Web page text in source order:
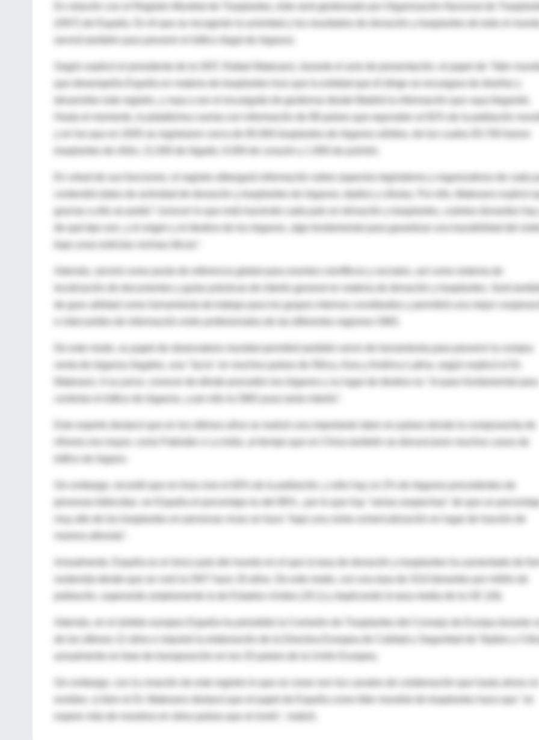
En relación con el Registro Mundial de Trasplantes, éste será gestionado por Organización Nacional de
(ONT) de España. En él que se recogerán la actividad y los resultados de donación y trasplantes de todo el
servirá también para prevenir el tráfico ilegal de órganos.
Según explicó el presidente de la ONT, Rafael Matesanz, durante el acto de presentación, el papel de "líder
que desempeña España en materia de trasplantes hizo que la entidad que él dirige se encargara de diseñar y
desarrollar este registro, y vaya a ser el encargado de gestionar desde Madrid la información que vaya llegando.
Hasta el momento, la plataforma cuenta con información de 98 países que equivalen al 82% de la población
y en los que en 2005 se registraron cerca de 95.000 trasplantes de órganos sólidos, de los cuales 65.700 fueron
trasplantes de riñón, 21.000 de hígado, 6.000 de corazón y 1.800 de pulmón.
En virtud de sus funciones, el registro albergará información sobre aspectos legislativos y organizativos de cada
contendrá datos de actividad de donación y trasplantes de órganos, tejidos y células. Por ello, Matesanz explicó
de qué tipo son, y el origen y el destino de los órganos, algo fundamental para garantizar una trazabilidad del
localización de documentos y guías prácticas de interés general en materia de donación y trasplantes. Será
de gran utilidad como herramienta de trabajo para los grupos internos constituidos y permitirá una mejor
e intercambio de información entre profesionales de las diferentes regiones OMS.
De este modo, su papel de observatorio mundial permitirá también servir de herramienta para prevenir la compra
venta de órganos ilegales, una "lacra" en muchos países de África, Asia y América Latina, según explicó el Dr.
Matesanz. A su juicio, conocer de dónde proceden los órganos y su lugar de destino es "el paso fundamental para
controlar el tráfico de órganos, y por ello la OMS puso tanto interés".
Este experto destacó que en los últimos años se realizó una importante labor en países donde la compraventa de
riñones era mayor, como Pakistán o La India, al tiempo que en China también se denunciaron muchos casos de
tráfico de órgano.
Sin embargo, recordó que en Asia vive el 60% de la población, y sólo hay un 2% de órganos procedentes de
personas fallecidas -en España el porcentaje es del 96%-, por lo que hay "serias sospechas" de que un porcentaje
muy alto de los trasplantes en personas vivas se hace "bajo una cierta comercialización en lugar de hacerlo de
Actualmente, España es el único país del mundo en el que la tasa de donación y trasplantes ha aumentado de
población, superando ampliamente la de Estados Unidos (25,1) y duplicando la tasa media de la UE (18).
Además, en el ámbito europeo España ha presidido la Comisión de Trasplantes del Consejo de Europa durante
de los últimos 12 años e impulsó la elaboración de la Directiva Europea de Calidad y Seguridad de Tejidos y
Sin embargo, con la creación de este registro lo que se crean son los canales de colaboración que hasta ahora no
existían, si bien el Dr. Matesanz destacó que el papel de España como líder mundial de trasplantes hace que "se